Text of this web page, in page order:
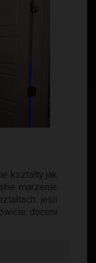
kształty jak
marzenie
jeśli
doceni